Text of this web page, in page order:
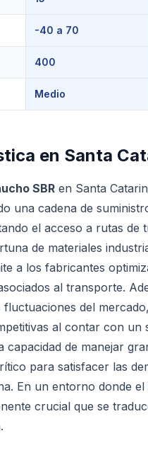
-40 a 70
400
Medio
en Santa
SBR en Santa
una cadena de
el acceso a rutas
de materiales
a los fabricantes
al transporte.
del
al contar con
capacidad de manejar
para satisfacer las
En un entorno donde
crucial que se